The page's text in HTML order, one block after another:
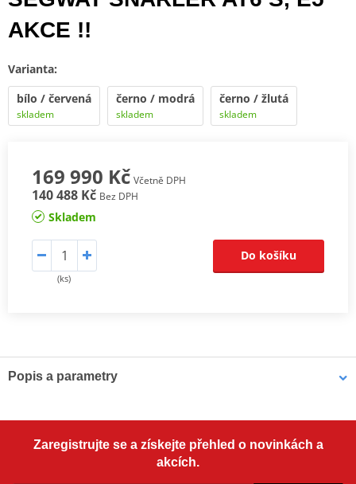
AKCE !!
Varianta:
bílo / červená
skladem
černo / modrá
skladem
černo / žlutá
skladem
169 990 Kč Včetně DPH
140 488 Kč Bez DPH
Skladem
(ks)
Do košíku
Popis a parametry
Užitková / pracovně-rekreační čtyřkolka, E5 - L7e, kapalinou
Zaregistrujte se a získejte přehled o novinkách a
akcích.